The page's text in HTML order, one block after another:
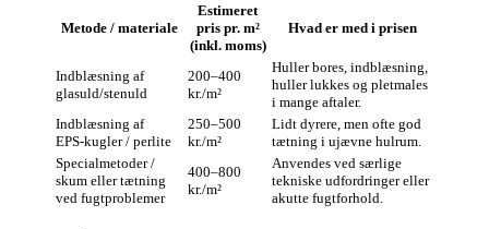
Metode / materiale
Estimeret
pris pr. m²
(inkl. moms)
Hvad er med i prisen
Indblæsning af
glasuld/stenuld
200–400
kr./m²
Huller bores, indblæsning,
huller lukkes og pletmales
i mange aftaler.
Indblæsning af
EPS‑kugler / perlite
250–500
kr./m²
Lidt dyrere, men ofte god
tætning i ujævne hulrum.
Specialmetoder /
skum eller tætning
ved fugtproblemer
400–800
kr./m²
Anvendes ved særlige
tekniske udfordringer eller
akutte fugtforhold.